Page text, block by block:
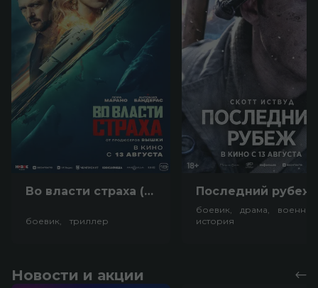
Во власти страха (18+)
боевик, триллер
боевик, драма,
история
Новости и акции